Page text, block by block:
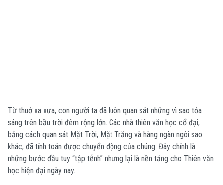
Từ thuở xa xưa, con người ta đã luôn quan sát những vì sao tỏa
sáng trên bầu trời đêm rộng lớn. Các nhà thiên văn học cổ đại,
bằng cách quan sát Mặt Trời, Mặt Trăng và hàng ngàn ngôi sao
khác, đã tính toán được chuyển động của chúng. Đây chính là
những bước đầu tuy “tập tễnh” nhưng lại là nền tảng cho Thiên văn
học hiện đại ngày nay.